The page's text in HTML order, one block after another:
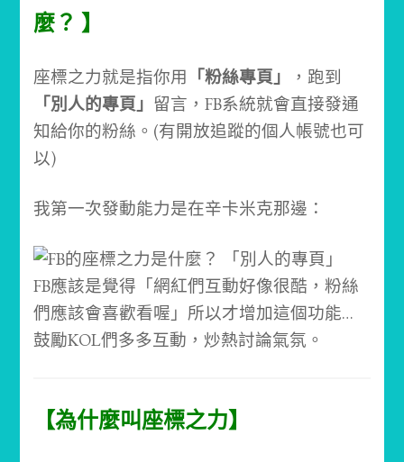
麼？ 】
座標之力就是指你用 「粉絲專頁」
，跑到
「別人的專頁」 留言，FB系統就會直接發通
知給你的粉絲。(有開放追蹤的個人帳號也可
以)
我第一次發動能力是在辛卡米克那邊：
FB應該是覺得「網紅們互動好像很酷，粉絲
們應該會喜歡看喔」所以才增加這個功能…
鼓勵KOL們多多互動，炒熱討論氣氛。
【為什麼叫座標之力】